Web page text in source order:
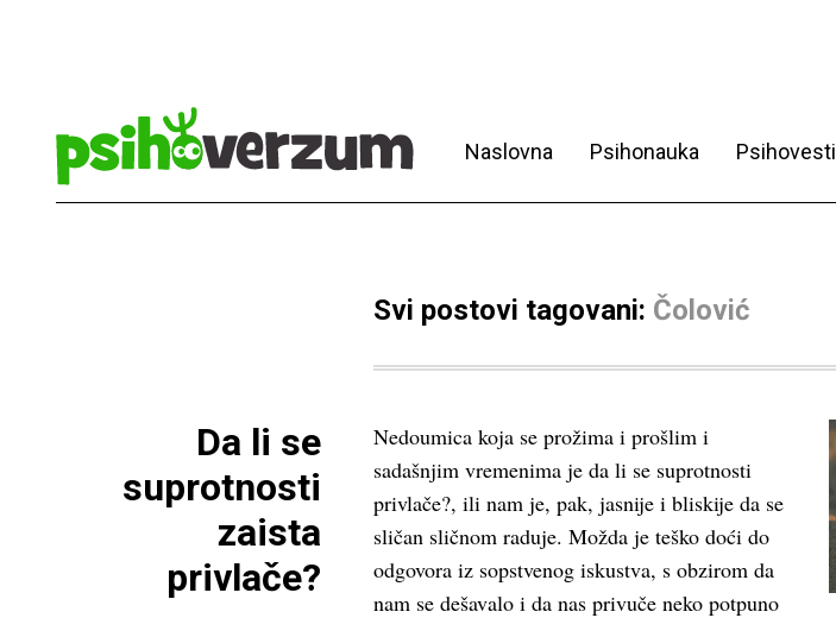
Naslovna Psihonauka Psihovesti
Svi postovi tagovani: Čolović
Da li se
suprotnosti
zaista
privlače?
Nedoumica koja se prožima i prošlim i
sadašnjim vremenima je da li se suprotnosti
privlače?, ili nam je, pak, jasnije i bliskije da se
sličan sličnom raduje. Možda je teško doći do
odgovora iz sopstvenog iskustva, s obzirom da
nam se dešavalo i da nas privuče neko potpuno